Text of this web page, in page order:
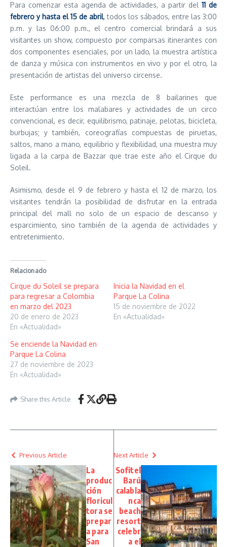
Para comenzar esta agenda de actividades, a partir del 11 de
febrero y hasta el 15 de abril, todos los sábados, entre las 3:00
p.m. y las 06:00 p.m., el centro comercial brindará a sus
visitantes un show, compuesto por comparsas itinerantes con
dos componentes esenciales, por un lado, la muestra artística
de danza y música con instrumentos en vivo y por el otro, la
presentación de artistas del universo circense.
Este performance es una mezcla de 8 bailarines que
interactúan entre los malabares y actividades de un circo
convencional, es decir, equilibrismo, patinaje, pelotas, bicicleta,
burbujas; y también, coreografías compuestas de piruetas,
saltos, mano a mano, equilibrio y flexibilidad, una muestra muy
ligada a la carpa de Bazzar que trae este año el Cirque du
Soleil.
Asimismo, desde el 9 de febrero y hasta el 12 de marzo, los
visitantes tendrán la posibilidad de disfrutar en la entrada
principal del mall no solo de un espacio de descanso y
esparcimiento, sino también de la agenda de actividades y
entretenimiento.
Relacionado
Cirque du Soleil se prepara
para regresar a Colombia
en marzo del 2023
20 de enero de 2023
En «Actualidad»
Inicia la Navidad en el
Parque La Colina
15 de noviembre de 2022
En «Actualidad»
Se enciende la Navidad en
Parque La Colina
27 de noviembre de 2023
En «Actualidad»
Share this Article
Previous Article
La
produc
ción
floricul
tora se
prepar
a para
San
Next Article
Sofitel
Barú
calabla
nca
beach
resort
celebr
a el